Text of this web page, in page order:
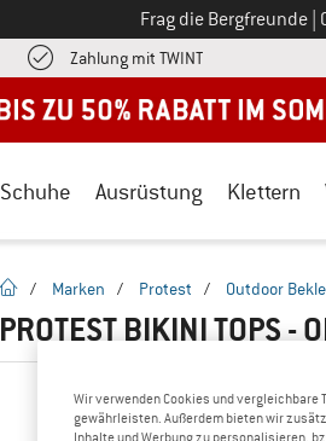
Frag die Bergfreunde
Zahlung mit TWINTFinde die
Schuhe Ausrüstung Klettern
Startseite
/ Marken / Protest / Outdoor
PROTEST BIKINI TOPS -
Wir verwenden Cookies und
gewährleisten. Außerdem bieten wir
Inhalte und Werbung zu personalisieren,